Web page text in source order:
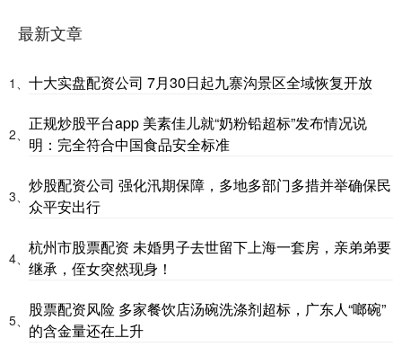
最新文章
1、 十大实盘配资公司 7月30日起九寨沟景区全域恢复开放
2、
正规炒股平台app 美素佳儿就“奶粉铅超标”发布情况说
明：完全符合中国食品安全标准
3、
炒股配资公司 强化汛期保障，多地多部门多措并举确保民
众平安出行
4、
杭州市股票配资 未婚男子去世留下上海一套房，亲弟弟要
继承，侄女突然现身！
5、
股票配资风险 多家餐饮店汤碗洗涤剂超标，广东人“啷碗”
的含金量还在上升